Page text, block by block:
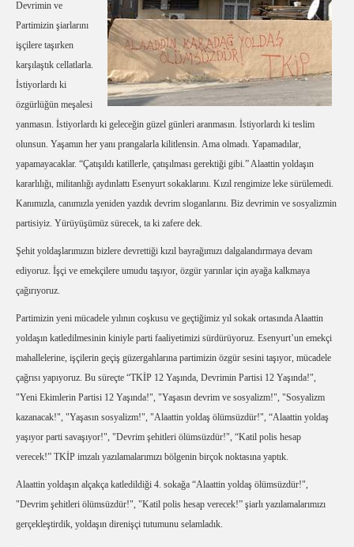
Devrimin ve
Partimizin şiarlarını
işçilere taşırken
karşılaştık cellatlarla.
İstiyorlardı ki
özgürlüğün meşalesi
yanmasın. İstiyorlardı ki geleceğin güzel günleri aranmasın. İstiyorlardı ki teslim
olunsun. Yaşamın her yanı prangalarla kilitlensin. Ama olmadı. Yapamadılar,
yapamayacaklar. “Çatışıldı katillerle, çatışılması gerektiği gibi.” Alaattin yoldaşın
kararlılığı, militanlığı aydınlattı Esenyurt sokaklarını. Kızıl rengimize leke sürülemedi.
Kanımızla, canımızla yeniden yazdık devrim sloganlarını. Biz devrimin ve sosyalizmin
partisiyiz. Yürüyüşümüz sürecek, ta ki zafere dek.
Şehit yoldaşlarımızın bizlere devrettiği kızıl bayrağımızı dalgalandırmaya devam
ediyoruz. İşçi ve emekçilere umudu taşıyor, özgür yarınlar için ayağa kalkmaya
çağırıyoruz.
Partimizin yeni mücadele yılının coşkusu ve geçtiğimiz yıl sokak ortasında Alaattin
yoldaşın katledilmesinin kiniyle parti faaliyetimizi sürdürüyoruz. Esenyurt’un emekçi
mahallelerine, işçilerin geçiş güzergahlarına partimizin özgür sesini taşıyor, mücadele
çağrısı yapıyoruz. Bu süreçte “TKİP 12 Yaşında, Devrimin Partisi 12 Yaşında!",
"Yeni Ekimlerin Partisi 12 Yaşında!", "Yaşasın devrim ve sosyalizm!", "Sosyalizm
kazanacak!", "Yaşasın sosyalizm!", "Alaattin yoldaş ölümsüzdür!", “Alaattin yoldaş
yaşıyor parti savaşıyor!", "Devrim şehitleri ölümsüzdür!", “Katil polis hesap
verecek!” TKİP imzalı yazılamalarımızı bölgenin birçok noktasına yaptık.
Alaattin yoldaşın alçakça katledildiği 4. sokağa “Alaattin yoldaş ölümsüzdür!",
"Devrim şehitleri ölümsüzdür!", "Katil polis hesap verecek!” şiarlı yazılamalarımızı
gerçekleştirdik, yoldaşın direnişçi tutumunu selamladık.